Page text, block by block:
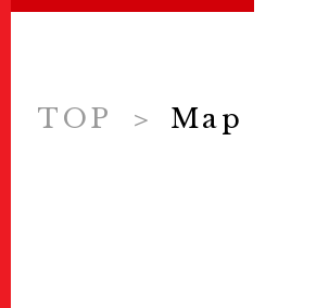
TOP Map
Useful Information